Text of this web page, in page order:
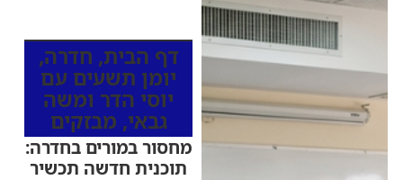
דף הבית,חדרה,
יומן תשעים עם
יוסי הדר ומשה
גבאי,מבזקים
מחסור במורים בחדרה:
תוכנית חדשה תכשיר